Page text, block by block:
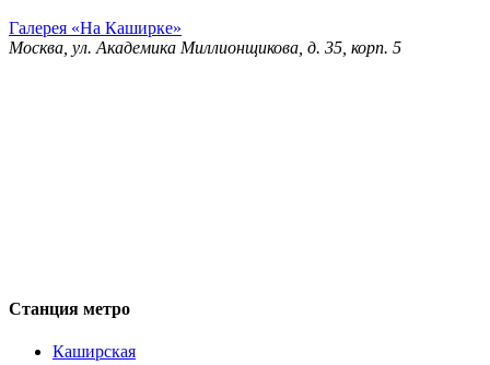
Галерея «На Каширке»
Москва, ул. Академика Миллионщикова, д. 35, корп. 5
Станция метро
Каширская